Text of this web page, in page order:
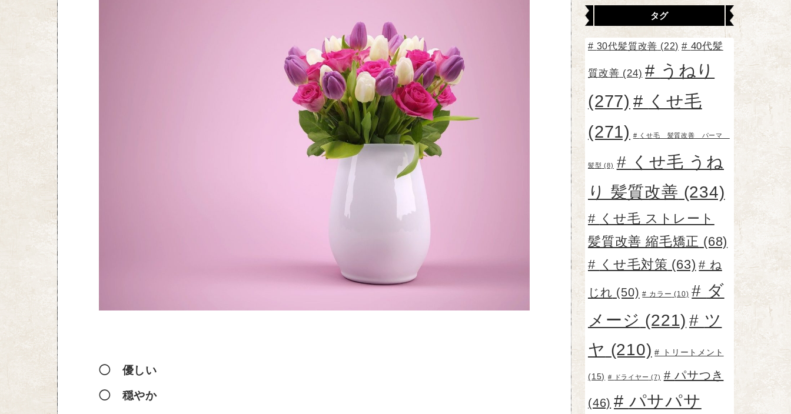
◯ 優しい
◯ 穏やか
タグ
30代髪質改善 (22) 40代髪
質改善 (24)
うねり
(277)
くせ毛
(271)
くせ毛 髪質改善 パーマ
髪型 (8)
くせ毛 うね
り 髪質改善 (234)
くせ毛 ストレート
髪質改善 縮毛矯正 (68)
くせ毛対策 (63) ね
じれ (50) カラー (10)
ダ
メージ (221)
ツ
ヤ (210) トリートメント
(15) ドライヤー (7) パサつき
(46)
パサパサ